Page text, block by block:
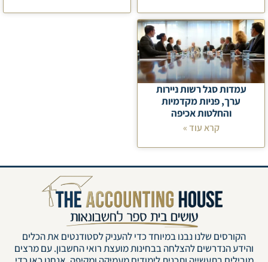
עמדות סגל רשות ניירות
ערך, פניות מקדמיות
והחלטות אכיפה
קרא עוד »
הקורסים שלנו נבנו במיוחד כדי להעניק לסטודנטים את הכלים
והידע הנדרשים להצלחה בבחינות מועצת רואי החשבון. עם מרצים